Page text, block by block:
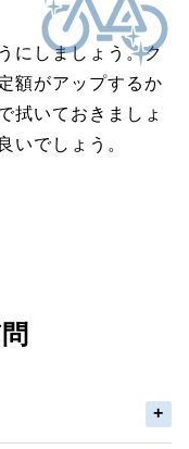
にしましょう。ク
額がアップするか
拭いておきましょ
いでしょう。